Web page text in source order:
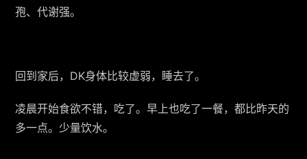
孢、代谢强。
回到家后，DK身体比较虚弱，睡去了。
凌晨开始食欲不错，吃了。早上也吃了一餐，都比昨天的
多一点。少量饮水。